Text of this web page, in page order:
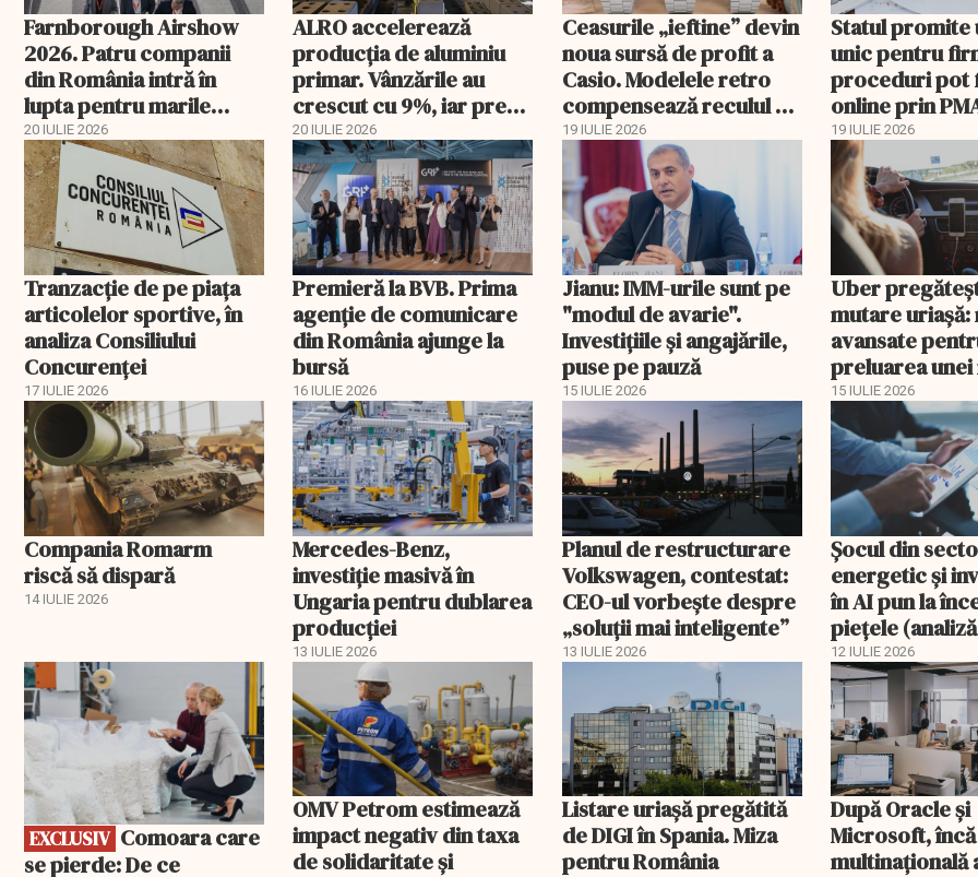
Farnborough Airshow
2026. Patru companii
din România intră în
lupta pentru marile
contracte din aviație și
apărare
20 IULIE 2026
ALRO accelerează
producția de aluminiu
primar. Vânzările au
crescut cu 9%, iar prețul
metalului a urcat cu
peste 43%
20 IULIE 2026
Ceasurile „ieftine” devin
noua sursă de profit a
Casio. Modelele retro
compensează reculul G-
Shock din China
19 IULIE 2026
Statul promite
unic pentru
proceduri pot
online prin
19 IULIE 2026
Tranzacție de pe piața
articolelor sportive, în
analiza Consiliului
Concurenţei
17 IULIE 2026
Premieră la BVB. Prima
agenție de comunicare
din România ajunge la
bursă
16 IULIE 2026
Jianu: IMM-urile sunt pe
"modul de avarie".
Investițiile și angajările,
puse pe pauză
15 IULIE 2026
Uber
mutare
avansate
preluarea
platforme de
15 IULIE 2026
Compania Romarm
riscă să dispară
14 IULIE 2026
Mercedes-Benz,
investiție masivă în
Ungaria pentru dublarea
producției
13 IULIE 2026
Planul de restructurare
Volkswagen, contestat:
CEO-ul vorbește despre
„soluții mai inteligente”
13 IULIE 2026
Șocul din
energetic și
în AI pun la
piețele
12 IULIE 2026
EXCLUSIV
EXCLUSIV
se pierde: De ce
OMV Petrom estimează
impact negativ din taxa
de solidaritate și
Listare uriașă pregătită
de DIGI în Spania. Miza
pentru România
După Oracle şi
Microsoft,
multinaţională